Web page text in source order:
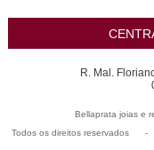
R. Mal.
Bellaprata joias e
Todos os direitos reservados